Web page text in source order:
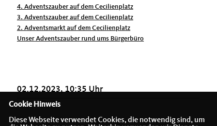
4. Adventszauber auf dem Cecilienplatz
3. Adventszauber auf dem Cecilienplatz
2. Adventsmarkt auf dem Cecilienplatz
Unser Adventszauber rund ums Bürgerbüro
02.12.2023, 10:35 Uhr
Cookie Hinweis
Diese Webseite verwendet Cookies, die notwendig sind, um